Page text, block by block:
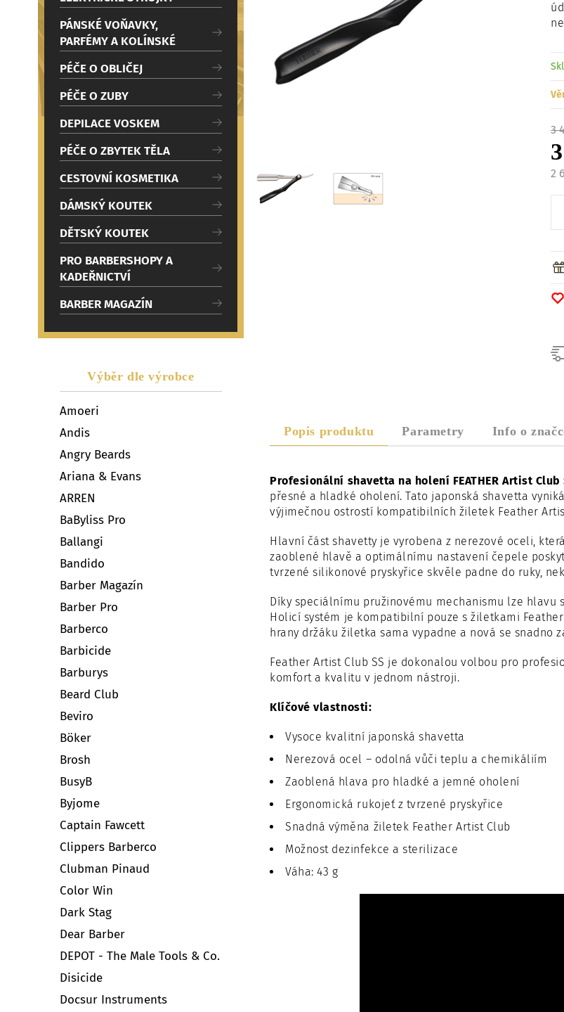
PÁNSKÉ VOŇAVKY,
PARFÉMY A KOLÍNSKÉ
PÉČE O OBLIČEJ
PÉČE O ZUBY
DEPILACE VOSKEM
PÉČE O ZBYTEK TĚLA
CESTOVNÍ KOSMETIKA
DÁMSKÝ KOUTEK
DĚTSKÝ KOUTEK
PRO BARBERSHOPY A
KADEŘNICTVÍ
BARBER MAGAZÍN
Výběr dle výrobce
Amoeri
Andis
Angry Beards
Ariana & Evans
ARREN
BaByliss Pro
Ballangi
Bandido
Barber Magazín
Barber Pro
Barberco
Barbicide
Barburys
Beard Club
Beviro
Böker
Brosh
BusyB
Byjome
Captain Fawcett
Clippers Barberco
Clubman Pinaud
Color Win
Dark Stag
Dear Barber
DEPOT - The Male Tools & Co.
Disicide
Docsur Instruments
Načítám
3
2
Popis produktu Parametry Info o
Profesionální shavetta na holení FEATHER Artist Club
přesné a hladké oholení. Tato japonská shavetta
výjimečnou ostrostí kompatibilních žiletek Feather
Hlavní část shavetty je vyrobena z nerezové oceli,
zaoblené hlavě a optimálnímu nastavení čepele
tvrzené silikonové pryskyřice skvěle padne do ruky,
Díky speciálnímu pružinovému mechanismu lze
Holicí systém je kompatibilní pouze s žiletkami
hrany držáku žiletka sama vypadne a nová se snadno
Feather Artist Club SS je dokonalou volbou pro
komfort a kvalitu v jednom nástroji.
Klíčové vlastnosti:
Vysoce kvalitní japonská shavetta
Nerezová ocel – odolná vůči teplu a chemikáliím
Zaoblená hlava pro hladké a jemné oholení
Ergonomická rukojeť z tvrzené pryskyřice
Snadná výměna žiletek Feather Artist Club
Možnost dezinfekce a sterilizace
Váha: 43 g